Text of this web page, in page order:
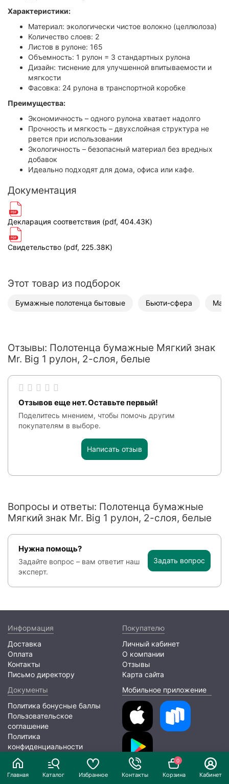
Главная Каталог Избранное Контакты
0
Корзина Кабинет
Характеристики:
Материал: экологически чистое волокно (целлюлоза)
Количество слоев: 2
Листов в рулоне: 165
Объемность: 1 рулон = 3 стандартных рулона
Дизайн: тиснение для улучшенной впитываемости и
мягкости
Фасовка: 24 рулона в транспортной коробке
Преимущества:
Экономичность – одного рулона хватает надолго
Прочность и мягкость – двухслойная структура не
рвется при использовании
Экологичность – безопасный материал без вредных
добавок
Идеально подходят для дома, офиса или кафе.
Документация
Декларация соответствия (pdf, 404.43K)
Свидетельство (pdf, 225.38K)
Этот товар из подборок
Бумажные полотенца бытовые Бьюти-сфера
Отзывы: Полотенца бумажные Мягкий знак
Mr. Big 1 рулон, 2-слоя, белые
Отзывов еще нет. Оставьте первый!
Поделитесь мнением, чтобы помочь другим
покупателям в выборе.
Написать отзыв
Вопросы и ответы: Полотенца бумажные
Мягкий знак Mr. Big 1 рулон, 2-слоя, белые
Нужна помощь?
Задайте вопрос – вам ответит наш
эксперт.
Задать вопрос
Информация
Доставка
Оплата
Контакты
Письмо директору
Покупателю
Личный кабинет
О компании
Отзывы
Карта сайта
Документы
Политика бонусные баллы
Пользовательское
соглашение
Политика
конфиденциальности
Мобильное приложение
2026 © ООО «ЛИОНПАК»